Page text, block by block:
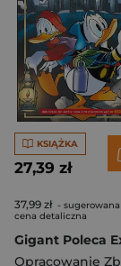
KSIĄŻKA
27,39 zł
37,99 zł - sugerowana
cena detaliczna